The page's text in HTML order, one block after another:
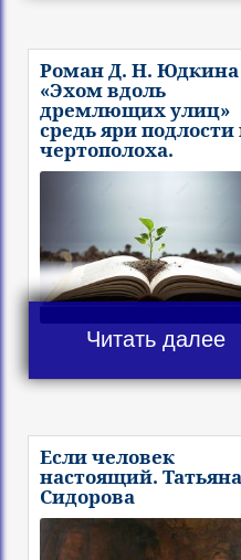
Роман Д. Н. Юдкина
«Эхом вдоль
дремлющих улиц»
средь яри подлости
чертополоха.
Читать далее
Если человек
настоящий. Татьяна
Сидорова